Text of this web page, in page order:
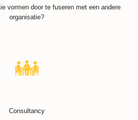
vormen door te fuseren met een andere
organisatie?
Consultancy